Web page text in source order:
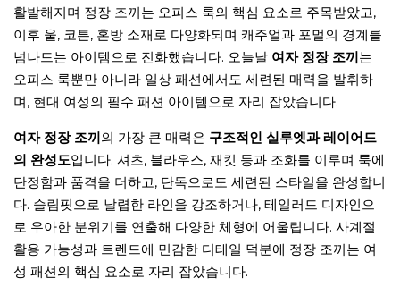
활발해지며 정장 조끼는 오피스 룩의 핵심 요소로 주목받았고,
이후 울, 코튼, 혼방 소재로 다양화되며 캐주얼과 포멀의 경계를
넘나드는 아이템으로 진화했습니다. 오늘날 여자 정장 조끼는
오피스 룩뿐만 아니라 일상 패션에서도 세련된 매력을 발휘하
며, 현대 여성의 필수 패션 아이템으로 자리 잡았습니다.
여자 정장 조끼의 가장 큰 매력은 구조적인 실루엣과 레이어드
의 완성도입니다. 셔츠, 블라우스, 재킷 등과 조화를 이루며 룩에
단정함과 품격을 더하고, 단독으로도 세련된 스타일을 완성합니
다. 슬림핏으로 날렵한 라인을 강조하거나, 테일러드 디자인으
로 우아한 분위기를 연출해 다양한 체형에 어울립니다. 사계절
활용 가능성과 트렌드에 민감한 디테일 덕분에 정장 조끼는 여
성 패션의 핵심 요소로 자리 잡았습니다.